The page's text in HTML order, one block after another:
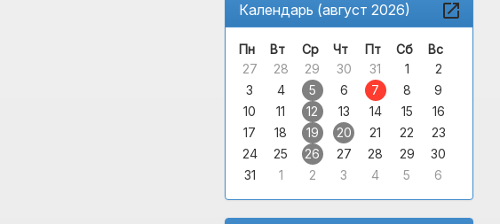
Календарь (август 2026)
Пн Вт Ср Чт Пт Сб
Вс
27
28 29 30 31 1
2
3
4 5 6 7 8
9
10
11 12 13 14 15
16
17
18 19 20 21 22
23
24
25 26 27 28 29
30
31
1 2 3 4 5 6